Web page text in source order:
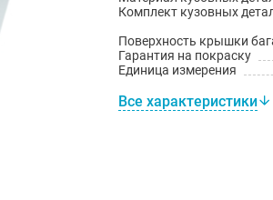
Комплект кузовных
Поверхность крышки
Гарантия на покраску
Единица измерения
Все характеристики